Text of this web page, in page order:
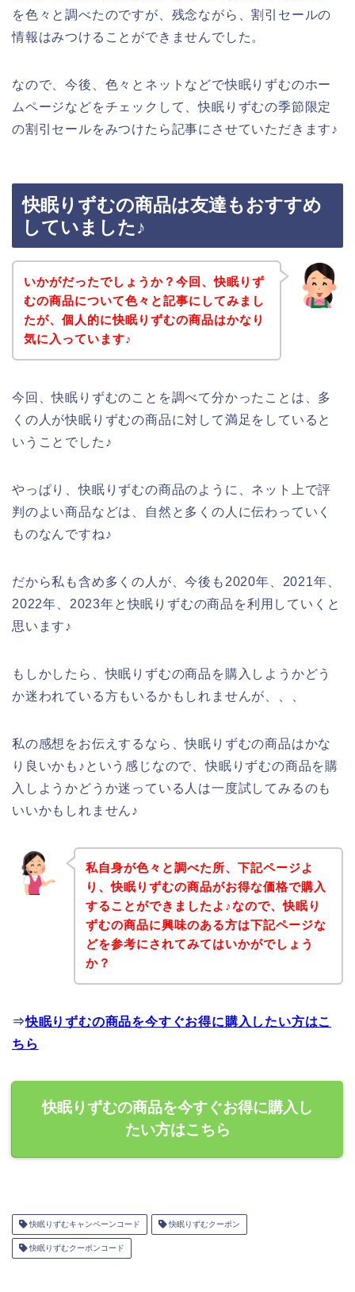
を色々と調べたのですが、残念ながら、割引セールの
情報はみつけることができませんでした。
なので、今後、色々とネットなどで快眠りずむのホー
ムページなどをチェックして、快眠りずむの季節限定
の割引セールをみつけたら記事にさせていただきます♪
快眠りずむの商品は友達もおすすめ
していました♪
いかがだったでしょうか？今回、快眠りず
むの商品について色々と記事にしてみまし
たが、個人的に快眠りずむの商品はかなり
気に入っています♪
今回、快眠りずむのことを調べて分かったことは、多
くの人が快眠りずむの商品に対して満足をしていると
いうことでした♪
やっぱり、快眠りずむの商品のように、ネット上で評
判のよい商品などは、自然と多くの人に伝わっていく
ものなんですね♪
だから私も含め多くの人が、今後も2020年、2021年、
2022年、2023年と快眠りずむの商品を利用していくと
思います♪
もしかしたら、快眠りずむの商品を購入しようかどう
か迷われている方もいるかもしれませんが、、、
私の感想をお伝えするなら、快眠りずむの商品はかな
り良いかも♪という感じなので、快眠りずむの商品を購
入しようかどうか迷っている人は一度試してみるのも
いいかもしれません♪
私自身が色々と調べた所、下記ページよ
り、快眠りずむの商品がお得な価格で購入
することができましたよ♪なので、快眠り
ずむの商品に興味のある方は下記ページな
どを参考にされてみてはいかがでしょう
か？
⇒快眠りずむの商品を今すぐお得に購入したい方はこ
ちら
快眠りずむの商品を今すぐお得に購入し
たい方はこちら
快眠りずむキャンペーンコード 快眠りずむクーポン
快眠りずむクーポンコード